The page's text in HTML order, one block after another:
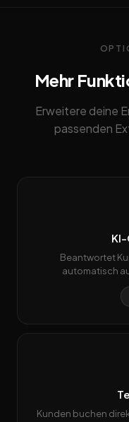
Mehr
Erweitere deine
passenden
Beantwortet
automatisch
Kunden buchen